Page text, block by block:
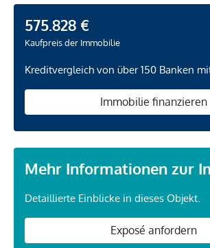
575.828 €
Kaufpreis der Immobilie
Kreditvergleich von über 150 Banken
Immobilie finanzieren
Mehr Informationen zur
Detaillierte Einblicke in dieses Objekt.
Exposé anfordern